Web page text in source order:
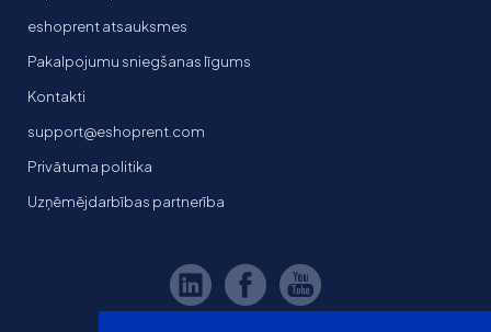
eshoprent atsauksmes
Pakalpojumu sniegšanas līgums
Kontakti
support@eshoprent.com
Privātuma politika
Uzņēmējdarbības partnerība